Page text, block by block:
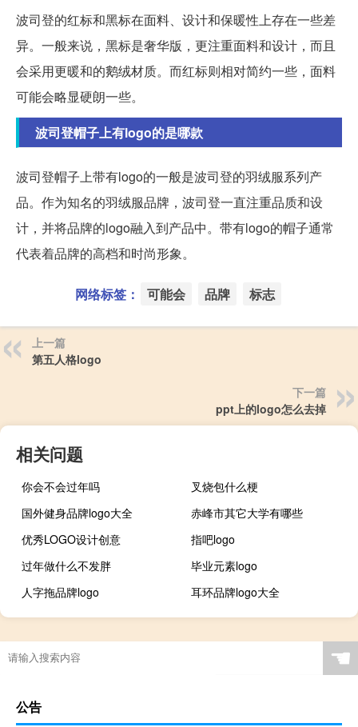
波司登的红标和黑标在面料、设计和保暖性上存在一些差
异。一般来说，黑标是奢华版，更注重面料和设计，而且
会采用更暖和的鹅绒材质。而红标则相对简约一些，面料
可能会略显硬朗一些。
波司登帽子上有logo的是哪款
波司登帽子上带有logo的一般是波司登的羽绒服系列产
品。作为知名的羽绒服品牌，波司登一直注重品质和设
计，并将品牌的logo融入到产品中。带有logo的帽子通常
代表着品牌的高档和时尚形象。
网络标签： 可能会 品牌 标志
上一篇
第五人格logo
下一篇
ppt上的logo怎么去掉
相关问题
你会不会过年吗
叉烧包什么梗
国外健身品牌logo大全
赤峰市其它大学有哪些
优秀LOGO设计创意
指吧logo
过年做什么不发胖
毕业元素logo
人字拖品牌logo
耳环品牌logo大全
☚
公告